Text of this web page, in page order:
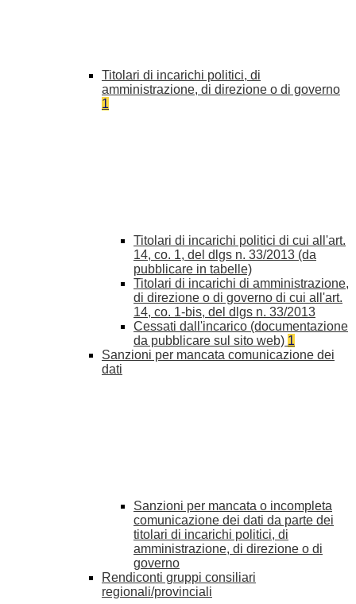
Titolari di incarichi politici, di
amministrazione, di direzione o di governo
1
Titolari di incarichi politici di cui all'art.
14, co. 1, del dlgs n. 33/2013 (da
pubblicare in tabelle)
Titolari di incarichi di amministrazione,
di direzione o di governo di cui all'art.
14, co. 1-bis, del dlgs n. 33/2013
Cessati dall'incarico (documentazione
da pubblicare sul sito web) 1
Sanzioni per mancata comunicazione dei
dati
Sanzioni per mancata o incompleta
comunicazione dei dati da parte dei
titolari di incarichi politici, di
amministrazione, di direzione o di
governo
Rendiconti gruppi consiliari
regionali/provinciali